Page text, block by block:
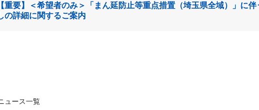
【重要】＜希望者のみ＞「まん延防止等重点措置（埼玉県全域）」に
の詳細に関するご案内
ュース一覧